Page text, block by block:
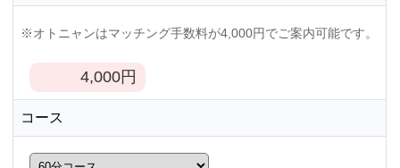
※オトニャンはマッチング手数料が4,000円でご案内可能です。
4,000円
コース